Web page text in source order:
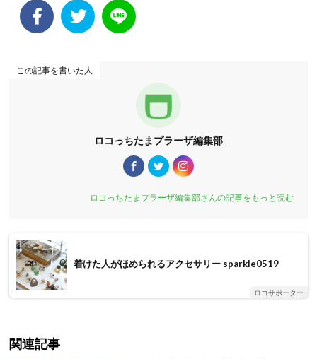
この記事を書いた人
ロコっちたまプラーザ編集部
ロコっちたまプラーザ編集部さんの記事をもっと読む
着けた人がほめられるアクセサリー sparkle0519
ロコサポーター
関連記事